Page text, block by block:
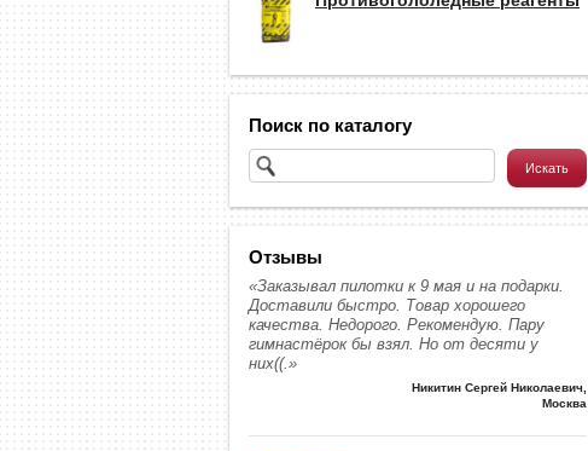
Поиск по каталогу
Отзывы
«Заказывал пилотки к 9 мая и на подарки.
Доставили быстро. Товар хорошего
качества. Недорого. Рекомендую. Пару
гимнастёрок бы взял. Но от десяти у
них((.»
Никитин Сергей Николаевич
Москва